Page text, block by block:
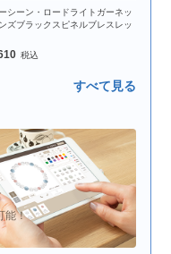
シーン・ロードライトガーネッ
ズブラックスピネルブレスレッ
すべて見る
能！